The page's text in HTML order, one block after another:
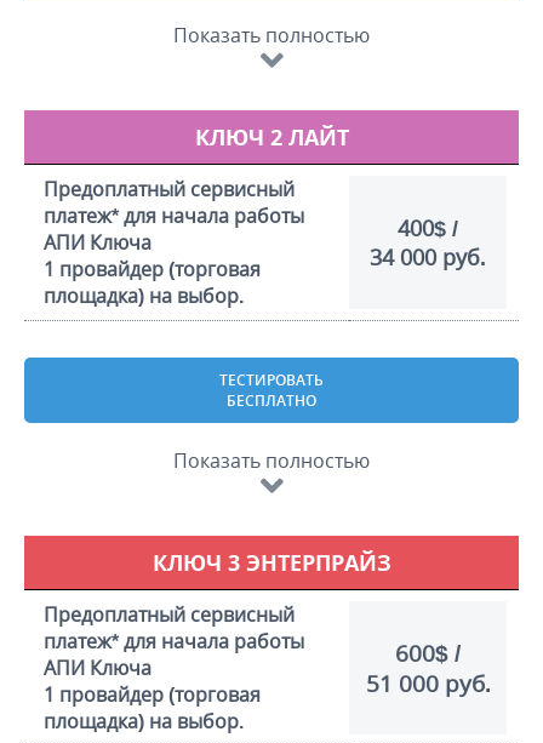
Показать полностью
КЛЮЧ 2 ЛАЙТ
Предоплатный сервисный
платеж* для начала работы
АПИ Ключа
1 провайдер (торговая
площадка) на выбор.
400$ /
34 000 руб.
ТЕСТИРОВАТЬ
БЕСПЛАТНО
Показать полностью
КЛЮЧ 3 ЭНТЕРПРАЙЗ
Предоплатный сервисный
платеж* для начала работы
АПИ Ключа
1 провайдер (торговая
площадка) на выбор.
600$ /
51 000 руб.